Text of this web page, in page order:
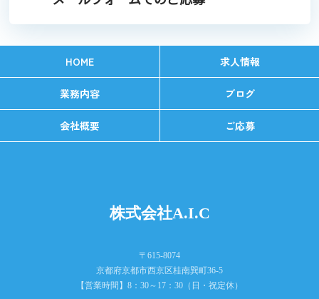
HOME 求人情報
業務内容 ブログ
会社概要 ご応募
株式会社A.I.C
〒615-8074
京都府京都市西京区桂南巽町36-5
【営業時間】8：30～17：30（日・祝定休）